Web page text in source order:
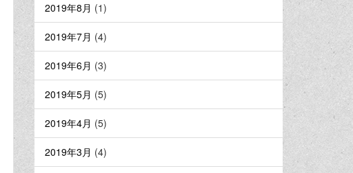
2019年8月 (1)
2019年7月 (4)
2019年6月 (3)
2019年5月 (5)
2019年4月 (5)
2019年3月 (4)